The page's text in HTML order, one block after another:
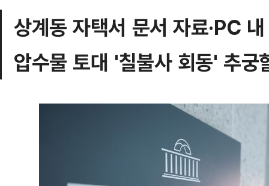
상계동 자택서 문서 자료·PC
압수물 토대 '칠불사 회동' 추궁